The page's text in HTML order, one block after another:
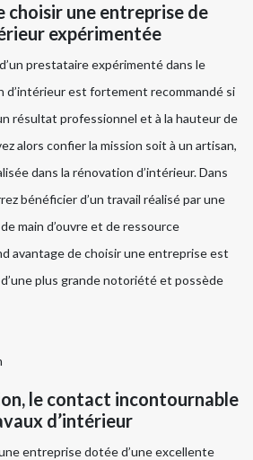
choisir une entreprise de
expérimentée
prestataire expérimenté dans le
d’intérieur est fortement recommandé si
résultat professionnel et à la hauteur de
alors confier la mission soit à un artisan,
dans la rénovation d’intérieur. Dans
bénéficier d’un travail réalisé par une
main d’ouvre et de ressource
avantage de choisir une entreprise est
plus grande notoriété et possède
le contact incontournable
d’intérieur
entreprise dotée d’une excellente